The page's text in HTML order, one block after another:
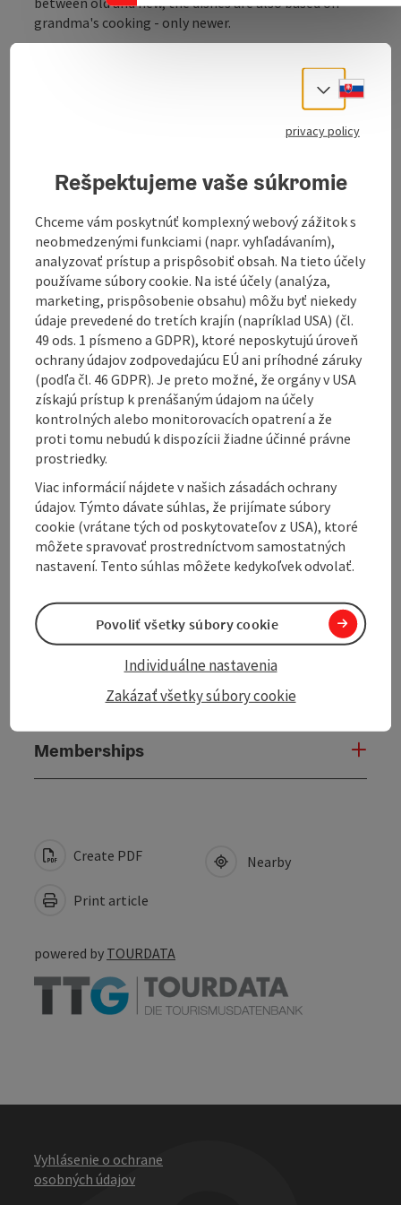
grandma's cooking - only newer.
us. That's why we work a lot with regional producers.
We want to support small businesses from Austria
Contact
Opening hours
Kitchen
Equipment
Prices
Award
Suitability
Accessibility
Memberships
Create PDF
Print article
Nearby
powered by TOURDATA
Vyhlásenie o ochrane
osobných údajov
Select
privacy policy
Rešpektujeme vaše súkromie
Chceme vám poskytnúť komplexný webový zážitok s
neobmedzenými funkciami (napr. vyhľadávaním),
analyzovať prístup a prispôsobiť obsah. Na tieto účely
používame súbory cookie. Na isté účely (analýza,
marketing, prispôsobenie obsahu) môžu byť niekedy
údaje prevedené do tretích krajín (napríklad USA) (čl.
49 ods. 1 písmeno a GDPR), ktoré neposkytujú úroveň
ochrany údajov zodpovedajúcu EÚ ani príhodné záruky
(podľa čl. 46 GDPR). Je preto možné, že orgány v USA
získajú prístup k prenášaným údajom na účely
kontrolných alebo monitorovacích opatrení a že
proti tomu nebudú k dispozícii žiadne účinné právne
prostriedky.
Viac informácií nájdete v našich zásadách ochrany
údajov. Týmto dávate súhlas, že prijímate súbory
cookie (vrátane tých od poskytovateľov z USA), ktoré
môžete spravovať prostredníctvom samostatných
nastavení. Tento súhlas môžete kedykoľvek odvolať.
Zakázať všetky súbory cookie
Individuálne nastavenia
Povoliť všetky súbory cookie